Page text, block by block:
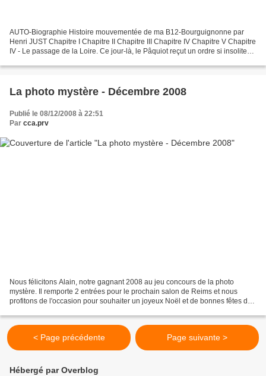
AUTO-Biographie Histoire mouvementée de ma B12-Bourguignonne par
Henri JUST Chapitre I Chapitre II Chapitre III Chapitre IV Chapitre V Chapitre
IV - Le passage de la Loire. Ce jour-là, le Pâquiot reçut un ordre si insolite
La photo mystère - Décembre 2008
Publié le 08/12/2008 à 22:51
Par cca.prv
Nous félicitons Alain, notre gagnant 2008 au jeu concours de la photo
mystère. Il remporte 2 entrées pour le prochain salon de Reims et nous
profitons de l'occasion pour souhaiter un joyeux Noël et de bonnes fêtes de
< Page précédente Page suivante >
Hébergé par Overblog